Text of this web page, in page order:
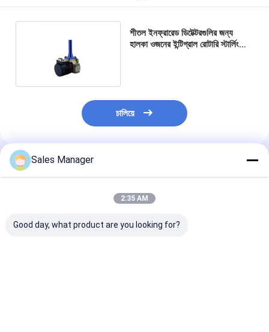
শীতল ইনফ্রারেড ডিটেক্টরগুলির জন্য
হালকা ওজনের ইন্টিগ্রাল রোটারি স্টার্লিং
চালিয়ে
প্রস্তাবিত পণ্য
Sales Manager
2:35 AM
Good day, what product are you looking for?